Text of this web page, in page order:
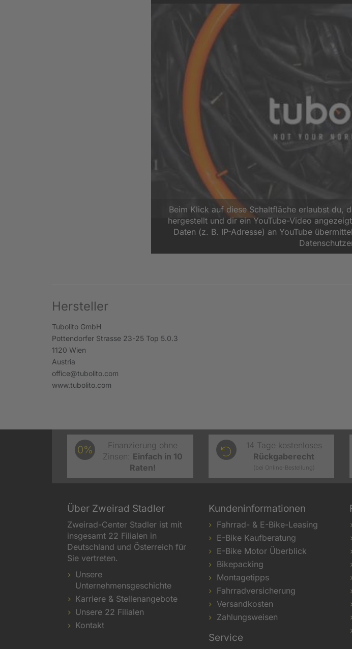
Beim Klick auf diese Schaltfläche erlaubst du,
hergestellt und dir ein YouTube-Video
Daten (z. B. IP-Adresse) an YouTube
Hersteller
Tubolito GmbH
Pottendorfer Strasse 23-25 Top 5.0.3
1120 Wien
Austria
office@tubolito.com
www.tubolito.com
0%
Finanzierung ohne
Zinsen: Einfach in 10
Raten!
14 Tage kostenloses
Rückgaberecht
(bei Online-Bestellung)
Über Zweirad Stadler
Zweirad-Center Stadler ist mit
insgesamt 22 Filialen in
Deutschland und Österreich für
Sie vertreten.
Unsere
Unternehmensgeschichte
Karriere & Stellenangebote
Unsere 22 Filialen
Kontakt
Kundeninformationen
Fahrrad- & E-Bike-Leasing
E-Bike Kaufberatung
E-Bike Motor Überblick
Bikepacking
Montagetipps
Fahrradversicherung
Versandkosten
Zahlungsweisen
Service